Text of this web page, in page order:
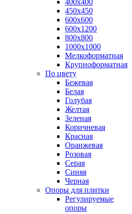
400х400
450х450
600х600
600х1200
800х800
1000х1000
Мелкоформатная
Крупноформатная
По цвету
Бежевая
Белая
Голубая
Желтая
Зеленая
Коричневая
Красная
Оранжевая
Розовая
Серая
Синяя
Черная
Опоры для плитки
Регулируемые
опоры